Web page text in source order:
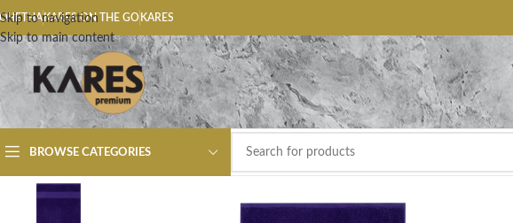
Skip to navigation
Skip to main content
KARES ON THE GO KARES
BROWSE CATEGORIES